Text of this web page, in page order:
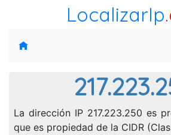
LocalizarIp
La dirección IP 217.223.250 es
que es propiedad de la CIDR